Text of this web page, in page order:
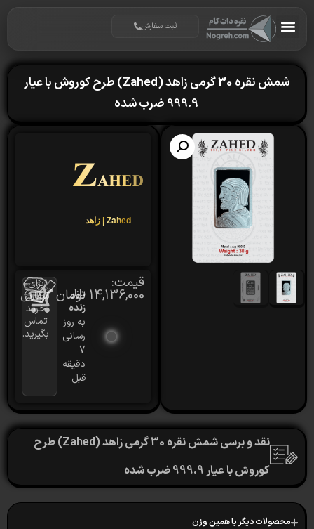
ثبت سفارش
شمش نقره 30 گرمی زاهد (Zahed) طرح کوروش با عیار
14,136,000تومان
بازار
رسانی
سفارش
خرید
تماس
بگیرید.
نقد و برسی شمش نقره 30 گرمی زاهد (Zahed) طرح
کوروش با عیار 999.9 ضرب شده
دیگر با همین وزن